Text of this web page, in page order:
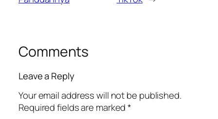
Comments
Leave a Reply
Your email address will not be published.
Required fields are marked*